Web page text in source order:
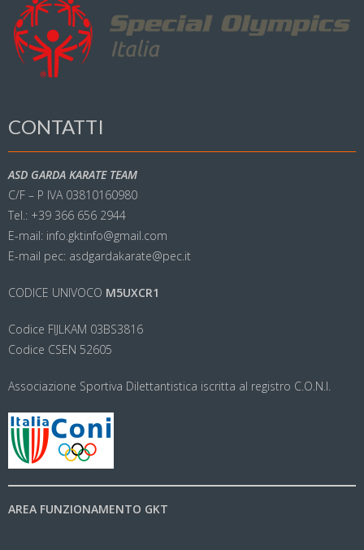
CONTATTI
ASD GARDA KARATE TEAM
C/F – P IVA 03810160980
Tel.: +39 366 656 2944
E-mail: info.gktinfo@gmail.com
E-mail pec: asdgardakarate@pec.it
CODICE UNIVOCO M5UXCR1
Codice FIJLKAM 03BS3816
Codice CSEN 52605
Associazione Sportiva Dilettantistica iscritta al registro C.O.N.I.
AREA FUNZIONAMENTO GKT